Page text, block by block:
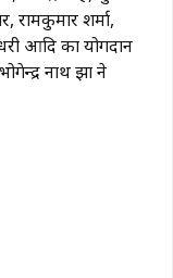
रामकुमार शर्मा,
आदि का योगदान
नाथ झा ने